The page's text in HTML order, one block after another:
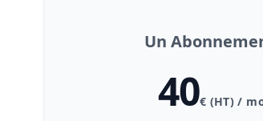
Un
40€ (HT) /